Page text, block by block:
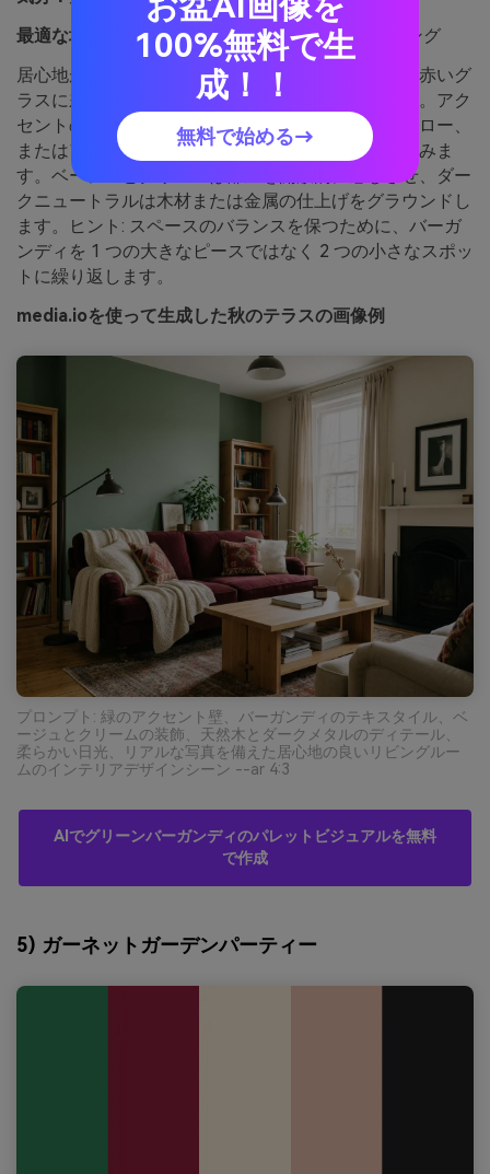
最適な場合:
リビングルームのインテリアスタイリング
居心地がよく季節的で、リネンのカーテンと窓際の赤いグ
ラスに差し込む午後遅くの光のように感じられます。アク
セントの壁やソファに緑を使用し、クッション、スロー、
またはアートワークを通してバーガンディを引き込みま
す。ベージュとクリームは部屋を開放的に感じさせ、ダー
クニュートラルは木材または金属の仕上げをグラウンドし
ます。ヒント: スペースのバランスを保つために、バーガ
ンディを 1 つの大きなピースではなく 2 つの小さなスポッ
トに繰り返します。
media.ioを使って生成した秋のテラスの画像例
プロンプト: 緑のアクセント壁、バーガンディのテキスタイル、ベ
ージュとクリームの装飾、天然木とダークメタルのディテール、
柔らかい日光、リアルな写真を備えた居心地の良いリビングルー
ムのインテリアデザインシーン --ar 4:3
AIでグリーンバーガンディのパレットビジュアルを無料
で作成
5) ガーネットガーデンパーティー
100%無料で生
成！！
無料で始める→